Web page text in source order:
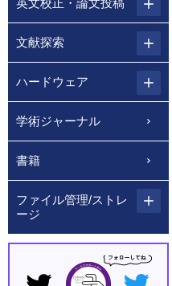
英文校正・論文投稿
文献探索
ハードウェア
学術ジャーナル
書籍
ファイル管理/ストレ
ージ